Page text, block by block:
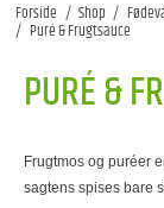
Forside / Shop /
/ Puré & Frugtsauce
PURÉ &
Frugtmos og puréer
sagtens spises bare